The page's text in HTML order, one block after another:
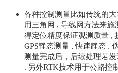
各种控制测量比如传统的
用三角网 , 导线网方法来施
得定位精度保证观测质量 ,
GPS静态测量 , 快速静态 ,
测量完成后，后续处理若
. 另外RTK技术用于公路控